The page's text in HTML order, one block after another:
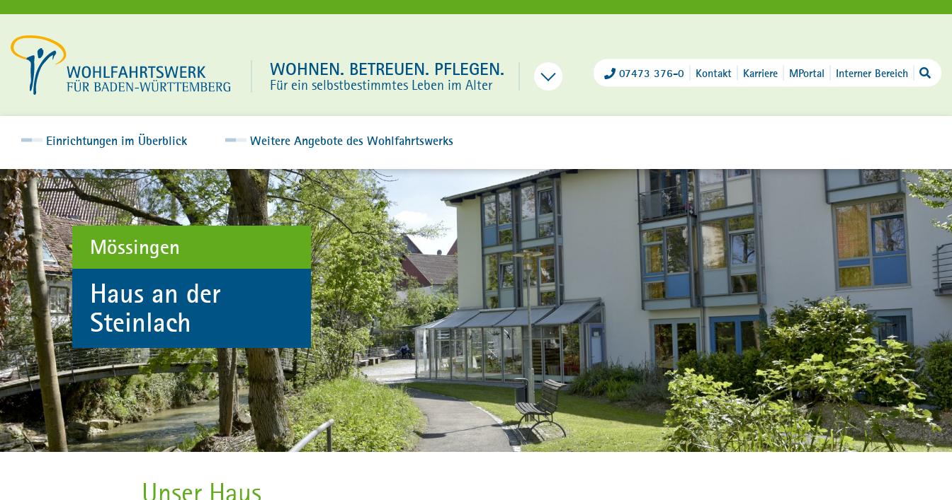
WOHNEN. BETREUEN. PFLEGEN.
Für ein selbstbestimmtes Leben im Alter
07473 376-0 Kontakt Karriere MPortal Interner Bereich
Einrichtungen im Überblick Weitere Angebote des Wohlfahrtswerks
Mössingen
Haus an der
Steinlach
Unser Haus